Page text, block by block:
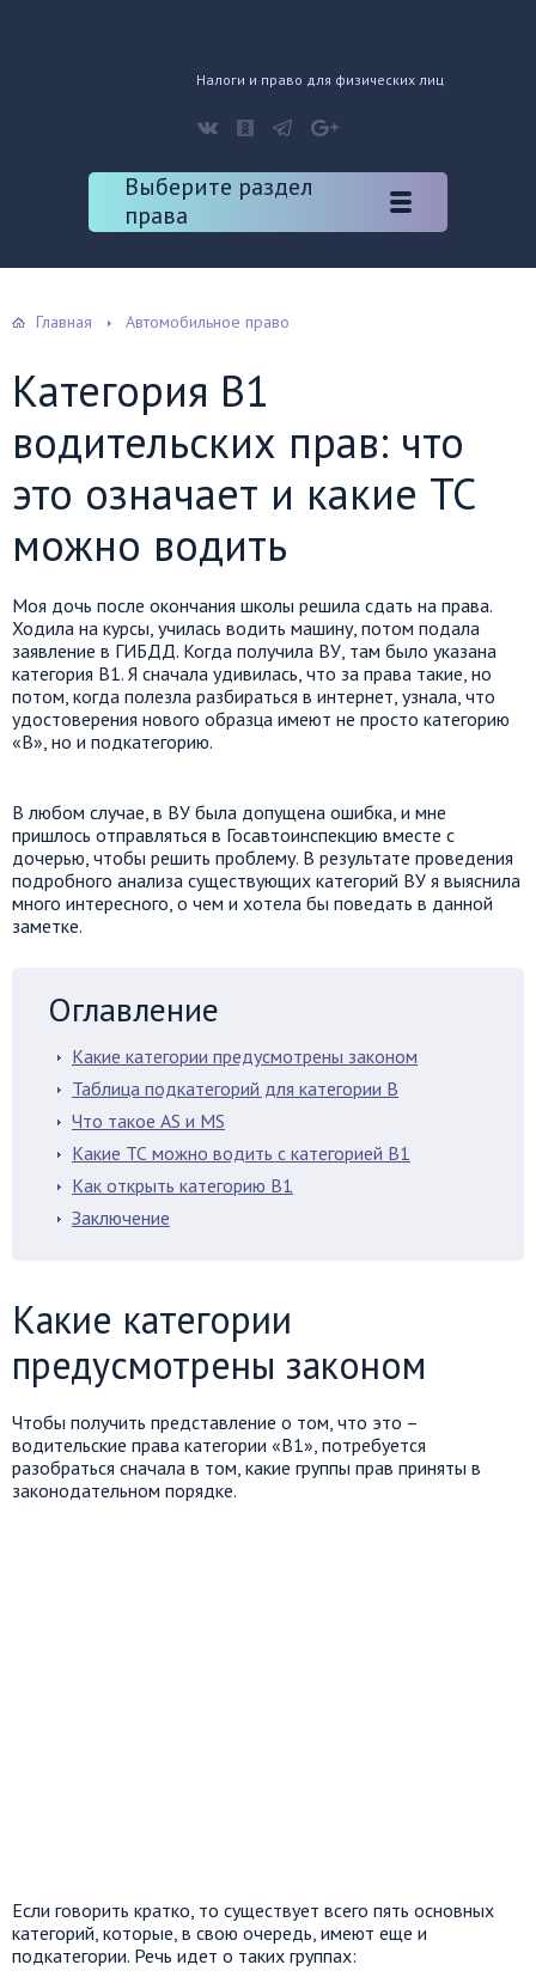
Налоги и право для физических лиц
Выберите раздел
права
Главная Автомобильное право
Категория В1
водительских прав: что
это означает и какие ТС
можно водить
Моя дочь после окончания школы решила сдать на права.
Ходила на курсы, училась водить машину, потом подала
заявление в ГИБДД. Когда получила ВУ, там было указана
категория B1. Я сначала удивилась, что за права такие, но
потом, когда полезла разбираться в интернет, узнала, что
удостоверения нового образца имеют не просто категорию
«В», но и подкатегорию.
В любом случае, в ВУ была допущена ошибка, и мне
пришлось отправляться в Госавтоинспекцию вместе с
дочерью, чтобы решить проблему. В результате проведения
подробного анализа существующих категорий ВУ я выяснила
много интересного, о чем и хотела бы поведать в данной
заметке.
Оглавление
Какие категории предусмотрены законом
Таблица подкатегорий для категории В
Что такое AS и MS
Какие ТС можно водить с категорией В1
Как открыть категорию В1
Заключение
Какие категории
предусмотрены законом
Чтобы получить представление о том, что это –
водительские права категории «В1», потребуется
разобраться сначала в том, какие группы прав приняты в
законодательном порядке.
Если говорить кратко, то существует всего пять основных
категорий, которые, в свою очередь, имеют еще и
подкатегории. Речь идет о таких группах: